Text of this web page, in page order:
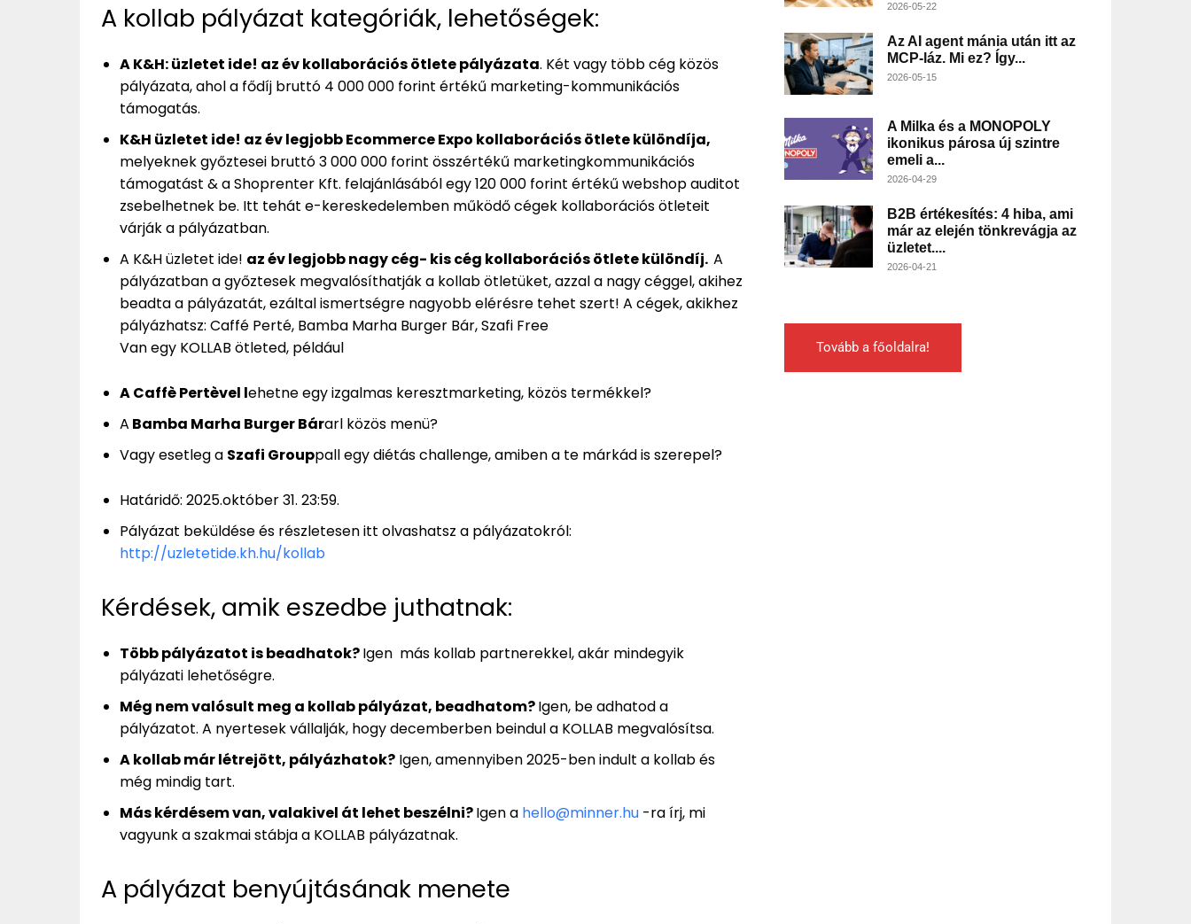
A kollab pályázat kategóriák, lehetőségek:
A K&H: üzletet ide! az év kollaborációs ötlete pályázata. Két vagy több cég közös
pályázata, ahol a fődíj bruttó 4 000 000 forint értékű marketing-kommunikációs
támogatás.
K&H üzletet ide! az év legjobb Ecommerce Expo kollaborációs ötlete különdíja,
melyeknek győztesei bruttó 3 000 000 forint összértékű marketingkommunikációs
támogatást & a Shoprenter Kft. felajánlásából egy 120 000 forint értékű webshop auditot
zsebelhetnek be. Itt tehát e-kereskedelemben működő cégek kollaborációs ötleteit
várják a pályázatban.
A K&H üzletet ide! az év legjobb nagy cég- kis cég kollaborációs ötlete különdíj. A
pályázatban a győztesek megvalósíthatják a kollab ötletüket, azzal a nagy céggel, akihez
beadta a pályázatát, ezáltal ismertségre nagyobb elérésre tehet szert! A cégek, akikhez
pályázhatsz: Caffé Perté, Bamba Marha Burger Bár, Szafi Free
Van egy KOLLAB ötleted, például
A Caffè Pertèvel lehetne egy izgalmas keresztmarketing, közös termékkel?
A Bamba Marha Burger Bárarl közös menü?
Vagy esetleg a Szafi Grouppall egy diétás challenge, amiben a te márkád is szerepel?
Határidő: 2025.október 31. 23:59.
Pályázat beküldése és részletesen itt olvashatsz a pályázatokról:
http://uzletetide.kh.hu/kollab
Kérdések, amik eszedbe juthatnak:
Több pályázatot is beadhatok?Igen más kollab partnerekkel, akár mindegyik
pályázati lehetőségre.
Még nem valósult meg a kollab pályázat, beadhatom?Igen, be adhatod a
pályázatot. A nyertesek vállalják, hogy decemberben beindul a KOLLAB megvalósítsa.
A kollab már létrejött, pályázhatok? Igen, amennyiben 2025-ben indult a kollab és
még mindig tart.
Más kérdésem van, valakivel át lehet beszélni?Igen a hello@minner.hu -ra írj, mi
vagyunk a szakmai stábja a KOLLAB pályázatnak.
A pályázat benyújtásának menete
2026-05-22
Az AI agent mánia után itt az
MCP-láz. Mi ez? Így...
2026-05-15
A Milka és a MONOPOLY
ikonikus párosa új szintre
emeli a...
2026-04-29
B2B értékesítés: 4 hiba, ami
már az elején tönkrevágja az
üzletet....
2026-04-21
Tovább a főoldalra!